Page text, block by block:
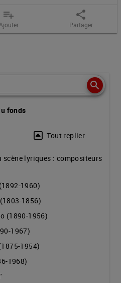
playlist_add
Ajouter
share
Partager
fonds
Tout replier
scène lyriques : compositeurs
1960)
1856)
(1890-1956)
1967)
1954)
1968)